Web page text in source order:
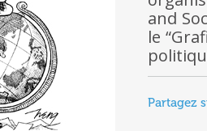
and
le
Partagez